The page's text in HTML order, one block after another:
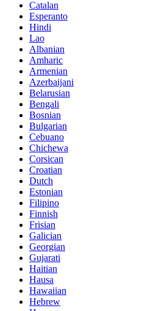
Catalan
Esperanto
Hindi
Lao
Albanian
Amharic
Armenian
Azerbaijani
Belarusian
Bengali
Bosnian
Bulgarian
Cebuano
Chichewa
Corsican
Croatian
Dutch
Estonian
Filipino
Finnish
Frisian
Galician
Georgian
Gujarati
Haitian
Hausa
Hawaiian
Hebrew